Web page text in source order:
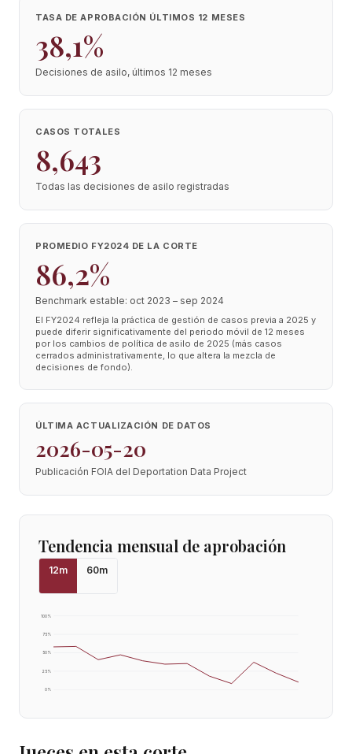
TASA DE APROBACIÓN ÚLTIMOS 12 MESES
38,1%
Decisiones de asilo, últimos 12 meses
CASOS TOTALES
8,643
Todas las decisiones de asilo registradas
PROMEDIO FY2024 DE LA CORTE
86,2%
Benchmark estable: oct 2023 – sep 2024
El FY2024 refleja la práctica de gestión de casos previa a 2025 y
puede diferir significativamente del periodo móvil de 12 meses
por los cambios de política de asilo de 2025 (más casos
cerrados administrativamente, lo que altera la mezcla de
decisiones de fondo).
ÚLTIMA ACTUALIZACIÓN DE DATOS
2026-05-20
Publicación FOIA del Deportation Data Project
Tendencia mensual de aprobación
12m 60m
0%
25%
50%
75%
100%